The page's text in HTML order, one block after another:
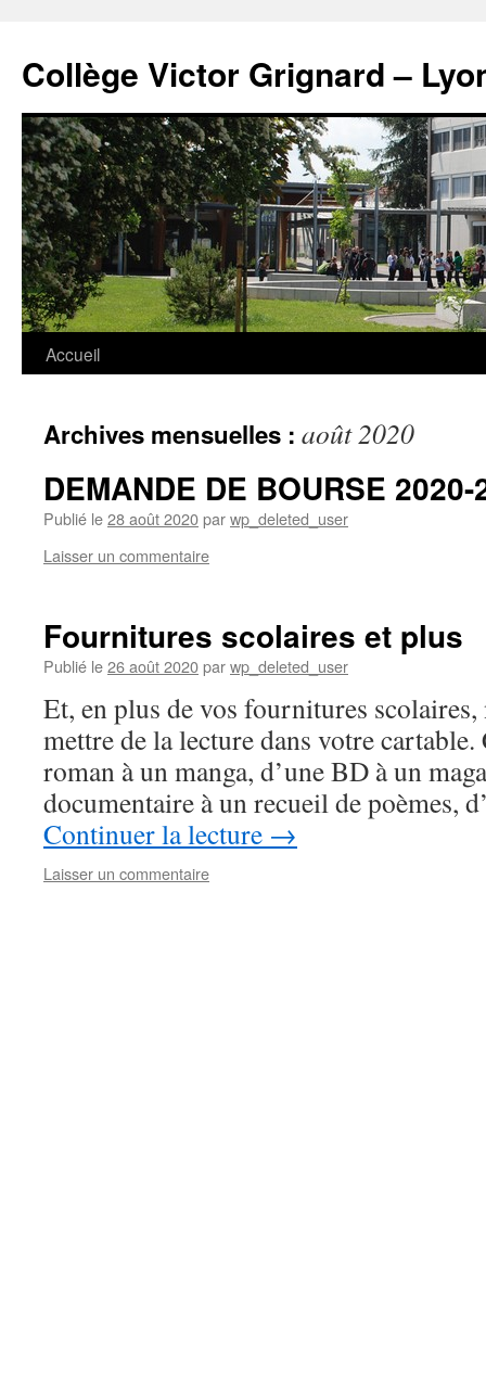
contenu
Collège Victor Grignard –
Accueil
Archives mensuelles : août 2020
DEMANDE DE BOURSE 2020-
Publié le28 août 2020parwp_deleted_user
Laisser un commentaire
Fournitures scolaires et plus
Publié le26 août 2020parwp_deleted_user
Et, en plus de vos fournitures scolaires,
mettre de la lecture dans votre
roman à un manga, d’une BD à un
documentaire à un recueil de poèmes,
Continuer la lecture →
Laisser un commentaire